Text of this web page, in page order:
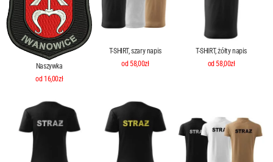
Naszywka
od 16,00zł
T-SHIRT, szary napis
od 58,00zł
T-SHIRT, żółty napis
od 58,00zł